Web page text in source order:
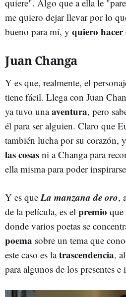
quiere". Algo que a ella le
me quiero dejar llevar por lo
bueno para mí, y quiero hacer
Juan Changa
Y es que, realmente, el
tiene fácil. Llega con Juan
ya tuvo unaaventura, pero
él para ser alguien. Claro que
también lucha por su corazón, y
las cosas ni a Changa para
ella misma para poder
Y es queLa manzana de oro,
de la película, es el premio que
donde varios poetas se
poema sobre un tema que
este caso es latrascendencia,
para algunos de los presentes